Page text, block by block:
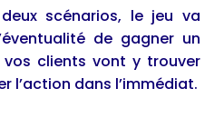
scénarios, le jeu va
de gagner un
clients vont y trouver
l’action dans l’immédiat.